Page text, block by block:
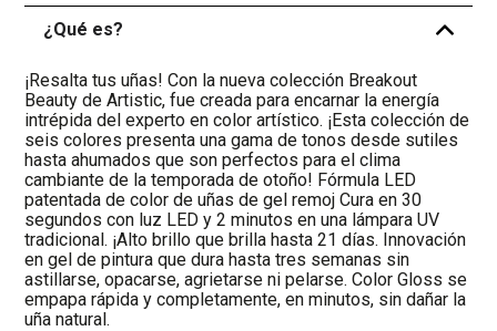
¿Qué es? -
¡Resalta tus uñas! Con la nueva colección Breakout
Beauty de Artistic, fue creada para encarnar la energía
intrépida del experto en color artístico. ¡Esta colección de
seis colores presenta una gama de tonos desde sutiles
hasta ahumados que son perfectos para el clima
cambiante de la temporada de otoño! Fórmula LED
patentada de color de uñas de gel remoj Cura en 30
segundos con luz LED y 2 minutos en una lámpara UV
tradicional. ¡Alto brillo que brilla hasta 21 días. Innovación
en gel de pintura que dura hasta tres semanas sin
astillarse, opacarse, agrietarse ni pelarse. Color Gloss se
empapa rápida y completamente, en minutos, sin dañar la
uña natural.